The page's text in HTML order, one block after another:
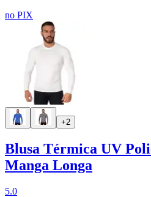
no PIX
+2
Blusa Térmica UV
Manga Longa
5.0